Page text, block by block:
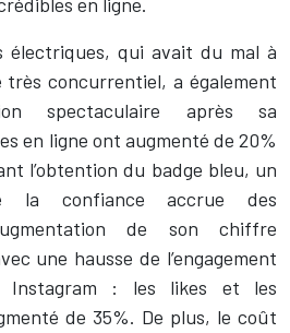
électriques, qui avait du mal à
concurrentiel, a également
spectaculaire après sa
en ligne ont augmenté de 20%
l’obtention du badge bleu, un
la confiance accrue des
de son chiffre
une hausse de l’engagement
Instagram : les likes et les
de 35%. De plus, le coût